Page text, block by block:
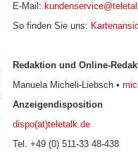
E-Mail:
So finden Sie uns:
Redaktion und Online-
Manuela Micheli-Liebsch •
Anzeigendisposition
dispo(at)teletalk.de
Tel. +49 (0) 511-33 48-438